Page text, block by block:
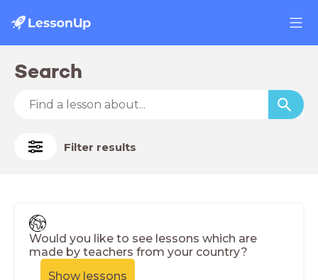
Search
Filter results
Would you like to see lessons which are
made by teachers from your country?
Show lessons